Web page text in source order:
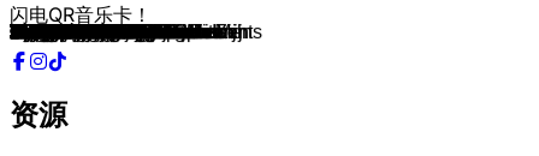
Cheerio
Zwoele Zomernachten
Pakt Mij
Zandloopster
Jong & Dom
Ik wil niet dat je gaat
Vespa
Ciao, Doei, Adios
Loco
Maak Me Nou Niet Gek
Oogje In Het Zeil
Stem In Je Hart
Hollandia
Tour de Frans
Niet Voor 1 Keer
Diamanten Ring
Zij Hoort Bij Mij
Moët Dat Nou
Ik Doe Wat Ik Wil
Waarom Ben Jij Gegaan
De Avond Is Van Ons
Route Du Soleil
In De Boeken
Gappie Sappie
Hartslag Van Je Heupen
Waar Blijf Je Nou
Samen Uit Samen Thuis
Als Je De Keuze Had
Waterpas
Fiesta Escalada
Je Weet Niet Wat Je Mist
De Nacht Is Mijn Leven
Deze Nacht
Señorita Española
Uitslover
Alles Wat Ik Zoek
Ik Bleef Geloven
Een Mooie Chica Zoals Zij
Oh Jij
Los Vast
Lekker Ding
Als De Zon Schijnt
Ben Jij Mijn After
Als Ik Dan Denk Aan Jou
Beau
Vlam In De Pan
Tante Jetje
Hoe De Liefde Gaat
Heerlijk
Ritme van de Nacht
Avond voor in de Boeken
Zaterdag
Ik Wil Je Helemaal
Favoriete Kroeg
Goed Geboerd
De Avond Is Van Ons
Boevenpad
Een Zomernacht Met Jou
Iedereen Weet
Kingsize Bed
Niet bang voor de duivel
Ik zou het zo weer overdoen
Badkamerkraan
In Mijn Armen
Dans tot de morgen met mij
BBL
Jij Maakt Mij Een Ander Mens
Als jij nu nog niet weet
Monica
Amor De Mis Amores
1%
More Amor Por Favor
Dat Doe Jij
Vuur & Vlam
Dit Ben Ik
Ik Hou D'r Zo Van
Voor één nacht
Genieten zonder spijt
De Kater Duurt Maar Even
In Het Hart Van
Wij Doen Het Samen
Ik Kom Terug
Dansen uit de maat
Jij bent mijn alles
Eenmaal In Je Leven
Mijn Liefste
De Tapster Uit Tijuana
Droom Jij Over Mij Vannacht
In Mijn Hart
Spiegel Aan De Wand
CD van mij
Wiegelied
Zijn Probleem
Meisje
Eigen Schuld
Al Heb Je Niets
Kouwe Kak
Onderweg naar jou
Ja Jij
Kusje Hier Kusje Daar
闪电QR音乐卡！
资源